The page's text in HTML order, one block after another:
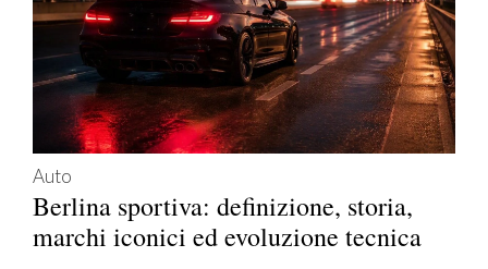
Auto
Berlina sportiva: definizione, storia,
marchi iconici ed evoluzione tecnica